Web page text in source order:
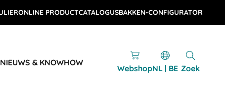
ONLINE PRODUCTCATALOGUSBAKKEN-CONFIGURATOR
NIEUWS & KNOWHOW
WebshopNL | BE Zoek